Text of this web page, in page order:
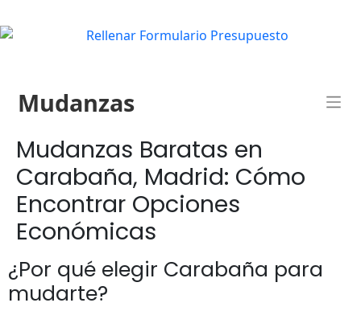
Mudanzas
Mudanzas Baratas en
Carabaña, Madrid: Cómo
Encontrar Opciones
Económicas
¿Por qué elegir Carabaña para
mudarte?